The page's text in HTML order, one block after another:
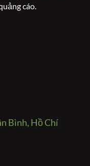
cáo.
Bình, Hồ Chí